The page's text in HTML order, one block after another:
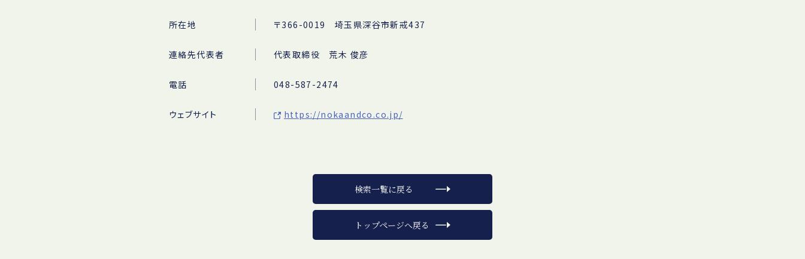
所在地 〒366-0019 埼玉県深谷市新戒437
連絡先代表者 代表取締役 荒木 俊彦
電話 048-587-2474
ウェブサイト https://nokaandco.co.jp/
検索一覧に戻る
トップページへ戻る